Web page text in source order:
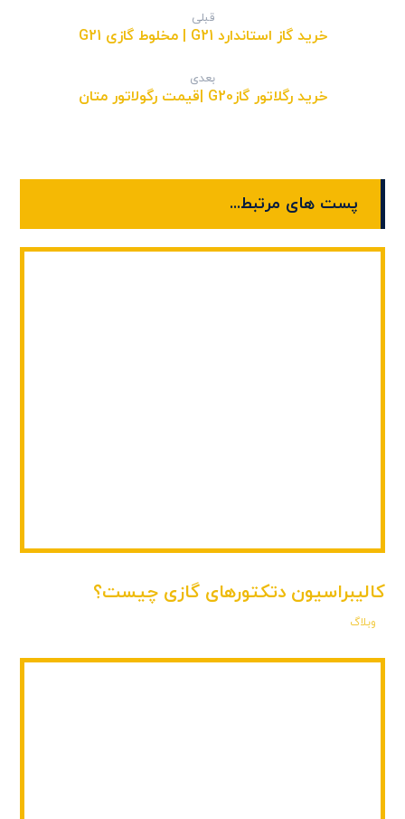
قبلی
خرید گاز استاندارد G21 | مخلوط گازی G21
بعدی
خرید رگلاتور گازG20 |قیمت رگولاتور متان
پست های مرتبط...
کالیبراسیون دتکتورهای گازی چیست؟
وبلاگ